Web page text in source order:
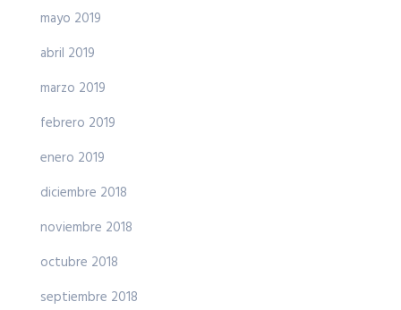
mayo 2019
abril 2019
marzo 2019
febrero 2019
enero 2019
diciembre 2018
noviembre 2018
octubre 2018
septiembre 2018